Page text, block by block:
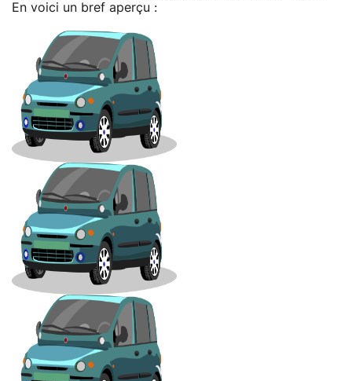
En voici un bref aperçu :